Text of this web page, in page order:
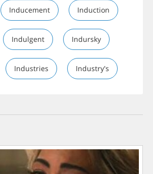
Inducement Induction
Indulgent Indursky
Industries Industry's